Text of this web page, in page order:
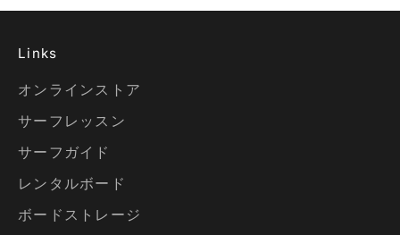
Links
オンラインストア
サーフレッスン
サーフガイド
レンタルボード
ボードストレージ